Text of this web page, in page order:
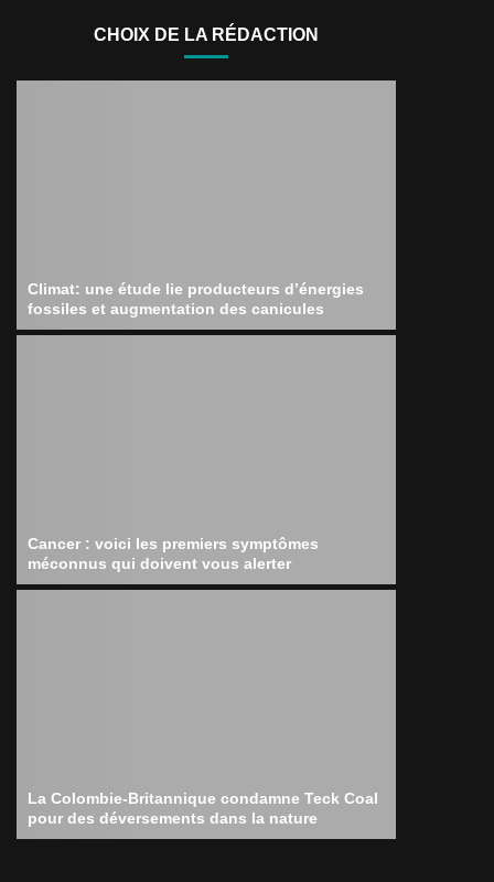
CHOIX DE LA RÉDACTION
Climat: une étude lie producteurs d’énergies
fossiles et augmentation des canicules
Cancer : voici les premiers symptômes
méconnus qui doivent vous alerter
La Colombie-Britannique condamne Teck Coal
pour des déversements dans la nature